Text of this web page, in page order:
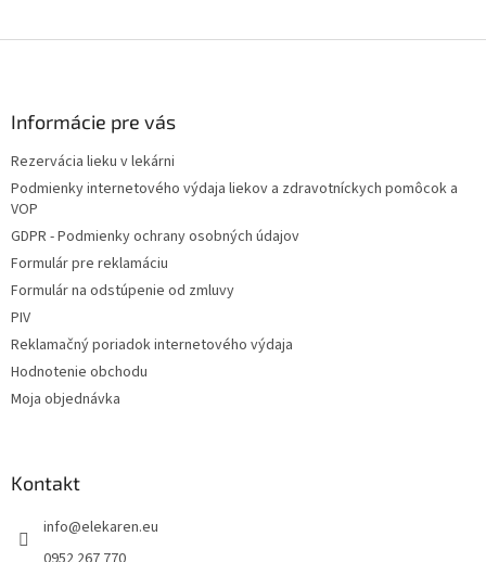
Informácie pre vás
Rezervácia lieku v lekárni
Podmienky internetového výdaja liekov a zdravotníckych pomôcok a
VOP
GDPR - Podmienky ochrany osobných údajov
Formulár pre reklamáciu
Formulár na odstúpenie od zmluvy
PIV
Reklamačný poriadok internetového výdaja
Hodnotenie obchodu
Moja objednávka
Kontakt
info@elekaren.eu